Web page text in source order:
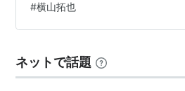
中の母親の見舞いを終えた兄弟。
にも関わらず、尊厳死を選ぶと言
かされたのかもしれない。一体あ
の平凡な家庭に突如噴出した命に
#横山拓也
ネットで話題